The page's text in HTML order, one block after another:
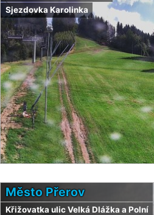
Sjezdovka Karolinka
Město Přerov
Křižovatka ulic Velká Dlážka a Polní